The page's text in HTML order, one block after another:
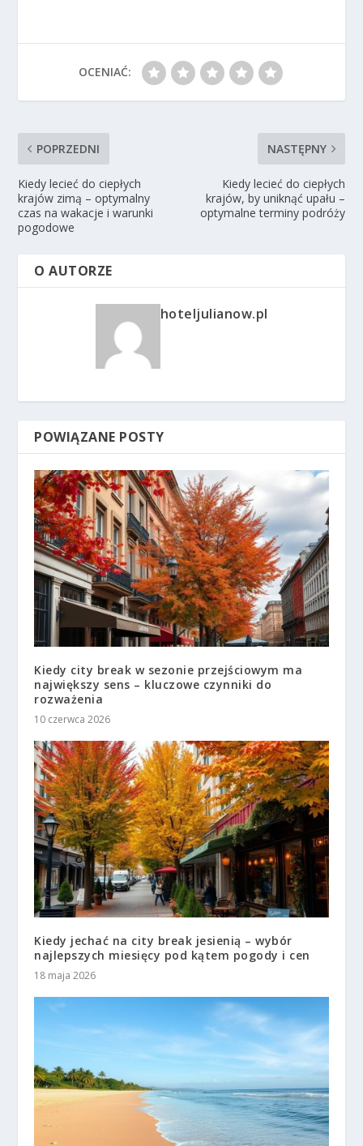
OCENIAĆ:
POPRZEDNI
Kiedy lecieć do ciepłych
krajów zimą – optymalny
czas na wakacje i warunki
pogodowe
NASTĘPNY
Kiedy lecieć do ciepłych
krajów, by uniknąć upału –
optymalne terminy podróży
O AUTORZE
hoteljulianow.pl
POWIĄZANE POSTY
Kiedy city break w sezonie przejściowym ma
największy sens – kluczowe czynniki do
rozważenia
10 czerwca 2026
Kiedy jechać na city break jesienią – wybór
najlepszych miesięcy pod kątem pogody i cen
18 maja 2026